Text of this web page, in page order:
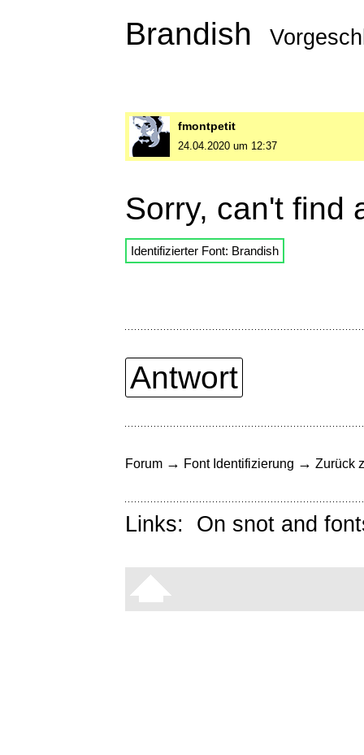
Brandish
fmontpetit
24.04.2020 um 12:37
Sorry, can't find
Identifizierter Font: Brandish
Antwort
Forum → Font Identifizierung → Zurück
Links: On snot and